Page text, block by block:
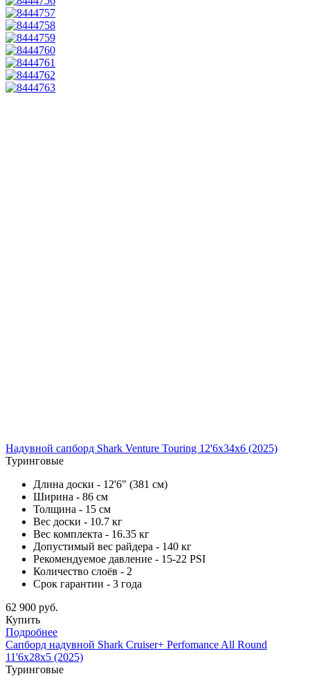
Надувной сапборд Shark Venture Touring 12'6x34x6 (2025)
Туринговые
Длина доски - 12'6" (381 см)
Ширина - 86 см
Толщина - 15 см
Вес доски - 10.7 кг
Вес комплекта - 16.35 кг
Допустимый вес райдера - 140 кг
Рекомендуемое давление - 15-22 PSI
Количество слоёв - 2
Срок гарантии - 3 года
62 900 руб.
Купить
Подробнее
Сапборд надувной Shark Cruiser+ Perfomance All Round
11'6x28x5 (2025)
Туринговые